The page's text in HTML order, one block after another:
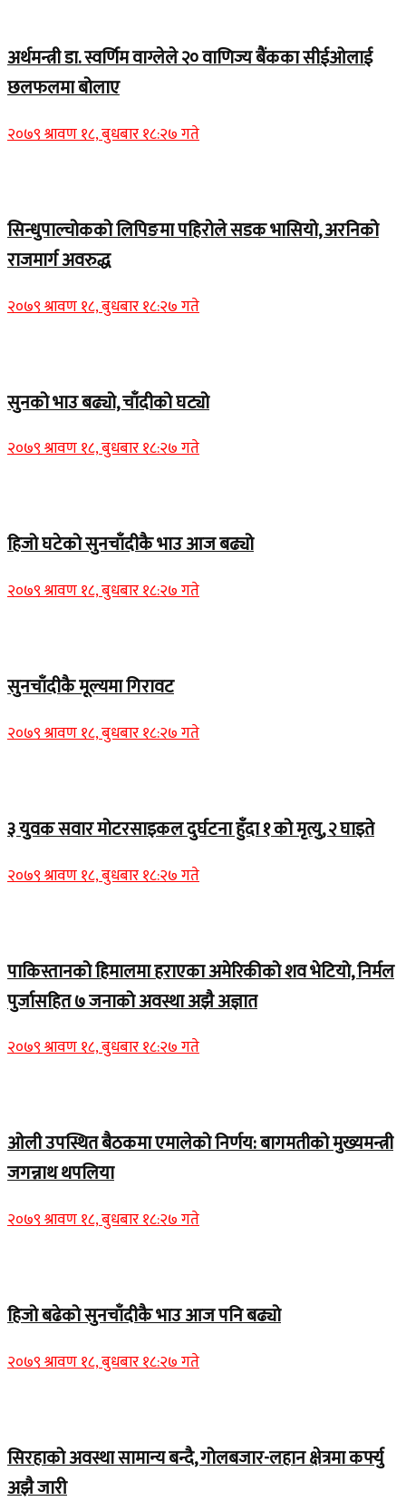
अर्थमन्त्री डा. स्वर्णिम वाग्लेले २० वाणिज्य बैंकका सीईओलाई
छलफलमा बोलाए
२०७९ श्रावण १८, बुधबार १८:२७ गते
सिन्धुपाल्चोकको लिपिङमा पहिरोले सडक भासियो, अरनिको
राजमार्ग अवरुद्ध
२०७९ श्रावण १८, बुधबार १८:२७ गते
सुनको भाउ बढ्यो, चाँदीको घट्यो
२०७९ श्रावण १८, बुधबार १८:२७ गते
हिजो घटेको सुनचाँदीकै भाउ आज बढ्यो
२०७९ श्रावण १८, बुधबार १८:२७ गते
सुनचाँदीकै मूल्यमा गिरावट
२०७९ श्रावण १८, बुधबार १८:२७ गते
३ युवक सवार मोटरसाइकल दुर्घटना हुँदा १ को मृत्यु, २ घाइते
२०७९ श्रावण १८, बुधबार १८:२७ गते
पाकिस्तानको हिमालमा हराएका अमेरिकीको शव भेटियो, निर्मल
पुर्जासहित ७ जनाको अवस्था अझै अज्ञात
२०७९ श्रावण १८, बुधबार १८:२७ गते
ओली उपस्थित बैठकमा एमालेको निर्णय: बागमतीको मुख्यमन्त्री
जगन्नाथ थपलिया
२०७९ श्रावण १८, बुधबार १८:२७ गते
हिजो बढेको सुनचाँदीकै भाउ आज पनि बढ्यो
२०७९ श्रावण १८, बुधबार १८:२७ गते
सिरहाको अवस्था सामान्य बन्दै, गोलबजार-लहान क्षेत्रमा कर्फ्यु
अझै जारी